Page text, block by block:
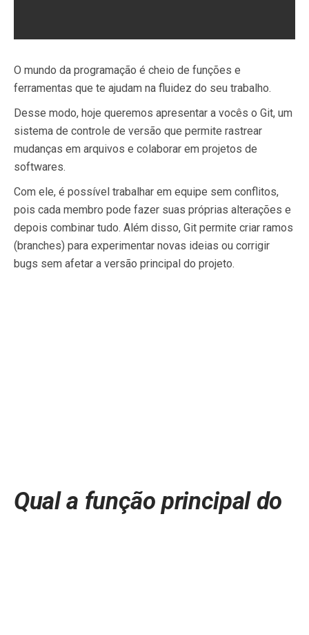
O mundo da programação é cheio de funções e
ferramentas que te ajudam na fluidez do seu trabalho.
Desse modo, hoje queremos apresentar a vocês o Git, um
sistema de controle de versão que permite rastrear
mudanças em arquivos e colaborar em projetos de
softwares.
Com ele, é possível trabalhar em equipe sem conflitos,
pois cada membro pode fazer suas próprias alterações e
depois combinar tudo. Além disso, Git permite criar ramos
(branches) para experimentar novas ideias ou corrigir
bugs sem afetar a versão principal do projeto.
Qual a função principal do